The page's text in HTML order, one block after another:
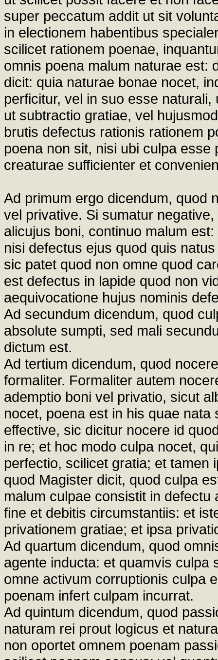
super peccatum addit ut sit
in electionem habentibus
scilicet rationem poenae,
omnis poena malum naturae est:
dicit: quia naturae bonae nocet,
perficitur, vel in suo esse
ut subtractio gratiae, vel
brutis defectus rationis rationem
poena non sit, nisi ubi culpa
creaturae sufficienter et
Ad primum ergo dicendum, quod
vel privative. Si sumatur
alicujus boni, continuo malum
nisi defectus ejus quod quis
sic patet quod non omne quod
est defectus in lapide quod non
aequivocatione hujus nominis
Ad secundum dicendum, quod
absolute sumpti, sed mali
dictum est.
Ad tertium dicendum, quod
formaliter. Formaliter autem
ademptio boni vel privatio, sicut
nocet, poena est in his quae
effective, sic dicitur nocere id
in re; et hoc modo culpa nocet,
perfectio, scilicet gratia; et tamen
quod Magister dicit, quod culpa
malum culpae consistit in
fine et debitis circumstantiis: et
privationem gratiae; et ipsa
Ad quartum dicendum, quod
agente inducta: et quamvis culpa
omne activum corruptionis culpa
poenam infert culpam incurrat.
Ad quintum dicendum, quod
naturam rei prout logicus et
non oportet omnem poenam